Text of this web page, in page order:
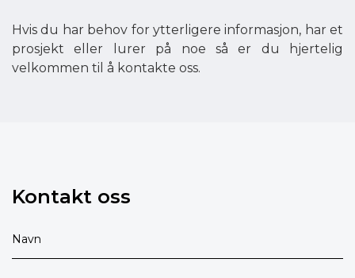
Hvis du har behov for ytterligere informasjon, har et
prosjekt eller lurer på noe så er du hjertelig
velkommen til å kontakte oss.
Kontakt oss